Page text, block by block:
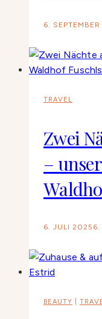
6.
TRAVEL
Zwei
–
6. JULI 2025 6.
BEAUTY